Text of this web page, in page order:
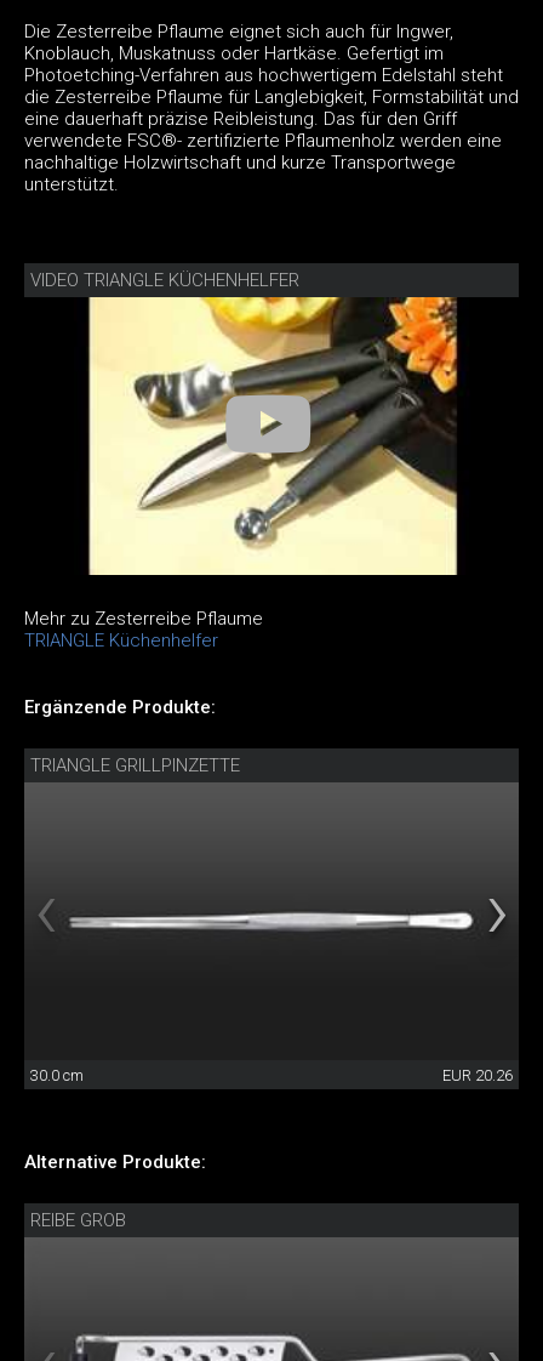
Die Zesterreibe Pflaume eignet sich auch für Ingwer,
Knoblauch, Muskatnuss oder Hartkäse. Gefertigt im
Photoetching-Verfahren aus hochwertigem Edelstahl steht
die Zesterreibe Pflaume für Langlebigkeit, Formstabilität und
eine dauerhaft präzise Reibleistung. Das für den Griff
verwendete FSC®- zertifizierte Pflaumenholz werden eine
nachhaltige Holzwirtschaft und kurze Transportwege
unterstützt.
VIDEO TRIANGLE KÜCHENHELFER
Mehr zu Zesterreibe Pflaume
TRIANGLE Küchenhelfer
Ergänzende Produkte:
TRIANGLE GRILLPINZETTE
30.0 cm EUR 20.26
Alternative Produkte:
REIBE GROB